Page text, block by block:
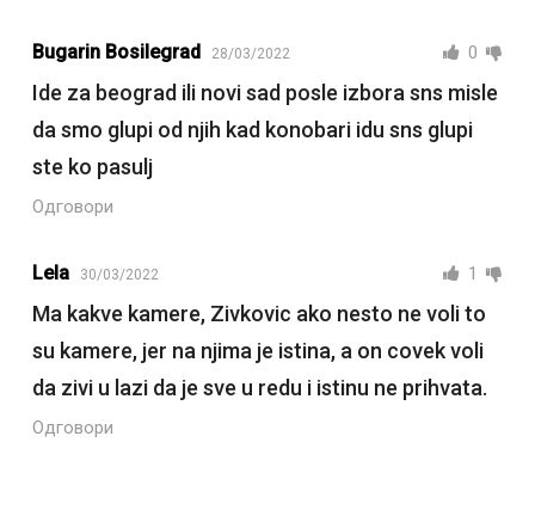
Bugarin Bosilegrad 28/03/2022 0
Ide za beograd ili novi sad posle izbora sns misle
da smo glupi od njih kad konobari idu sns glupi
ste ko pasulj
Одговори
Lela 30/03/2022 1
Ma kakve kamere, Zivkovic ako nesto ne voli to
su kamere, jer na njima je istina, a on covek voli
da zivi u lazi da je sve u redu i istinu ne prihvata.
Одговори